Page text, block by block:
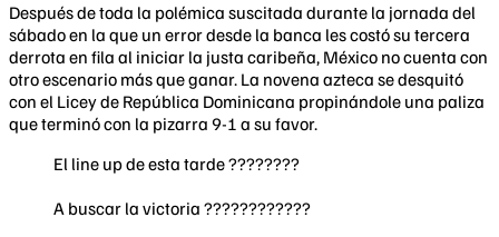
Después de toda la polémica suscitada durante la jornada del
sábado en la que un error desde la banca les costó su tercera
derrota en fila al iniciar la justa caribeña, México no cuenta con
otro escenario más que ganar. La novena azteca se desquitó
con el Licey de República Dominicana propinándole una paliza
que terminó con la pizarra 9-1 a su favor.
El line up de esta tarde ????????
A buscar la victoria ????????????